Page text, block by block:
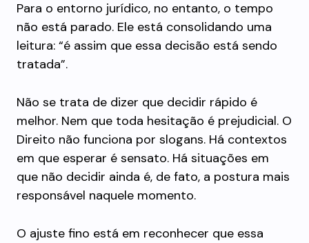
Para o entorno jurídico, no entanto, o tempo
não está parado. Ele está consolidando uma
leitura: “é assim que essa decisão está sendo
tratada”.
Não se trata de dizer que decidir rápido é
melhor. Nem que toda hesitação é prejudicial. O
Direito não funciona por slogans. Há contextos
em que esperar é sensato. Há situações em
que não decidir ainda é, de fato, a postura mais
responsável naquele momento.
O ajuste fino está em reconhecer que essa